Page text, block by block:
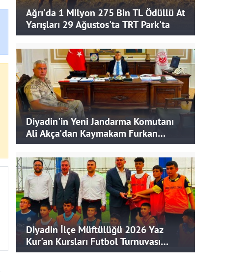
Ağrı'da 1 Milyon 275 Bin TL Ödüllü At
Yarışları 29 Ağustos'ta TRT Park'ta
Diyadin'in Yeni Jandarma Komutanı
Ali Akça'dan Kaymakam Furkan
Korkusuz'a Ziyaret
Diyadin İlçe Müftülüğü 2026 Yaz
Kur'an Kursları Futbol Turnuvası
Tamamlandı